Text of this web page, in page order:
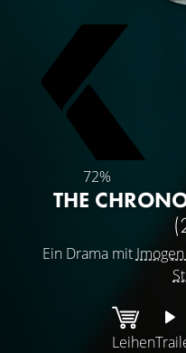
72%
THE
Ein Drama mit
Leihen